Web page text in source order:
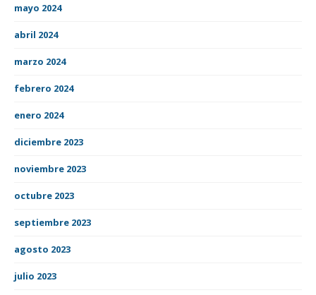
mayo 2024
abril 2024
marzo 2024
febrero 2024
enero 2024
diciembre 2023
noviembre 2023
octubre 2023
septiembre 2023
agosto 2023
julio 2023